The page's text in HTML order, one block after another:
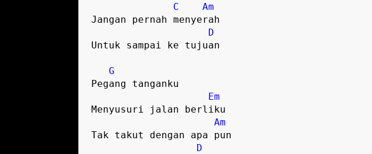
C
Am
Jangan pernah menyerah
D
Untuk sampai ke tujuan
G
Pegang tanganku
Em
Menyusuri jalan berliku
Am
Tak takut dengan apa pun
D